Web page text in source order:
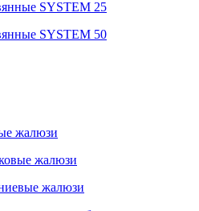
SYSTEM 25
SYSTEM 50
жалюзи
жалюзи
жалюзи